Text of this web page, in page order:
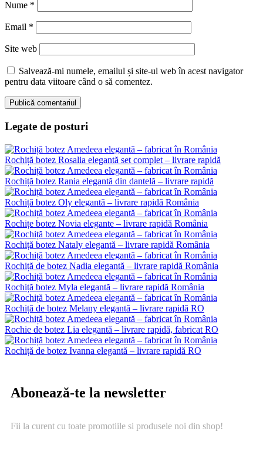
Nume *
Email *
Site web
Salvează-mi numele, emailul și site-ul web în acest navigator
pentru data viitoare când o să comentez.
Legate de posturi
Rochiță botez Rosalia elegantă set complet – livrare rapidă
Rochiță botez Rania elegantă din dantelă – livrare rapidă
Rochiță botez Oly elegantă – livrare rapidă România
Rochițe botez Novia elegante – livrare rapidă România
Rochiță botez Nataly elegantă – livrare rapidă România
Rochiță de botez Nadia elegantă – livrare rapidă România
Rochiță botez Myla elegantă – livrare rapidă România
Rochiță de botez Melany elegantă – livrare rapidă RO
Rochie de botez Lia elegantă – livrare rapidă, fabricat RO
Rochiță de botez Ivanna elegantă – livrare rapidă RO
Abonează-te la newsletter
Fii la curent cu toate promotiile si produsele noi din shop!